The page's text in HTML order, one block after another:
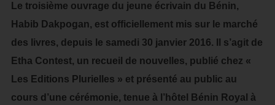
Le troisième ouvrage du jeune écrivain du Bénin,
Habib Dakpogan, est officiellement mis sur le marché
des livres, depuis le samedi 30 janvier 2016. Il s’agit de
Etha Contest, un recueil de nouvelles, publié chez «
Les Editions Plurielles » et présenté au public au
cours d’une cérémonie, tenue à l’hôtel Bénin Royal à